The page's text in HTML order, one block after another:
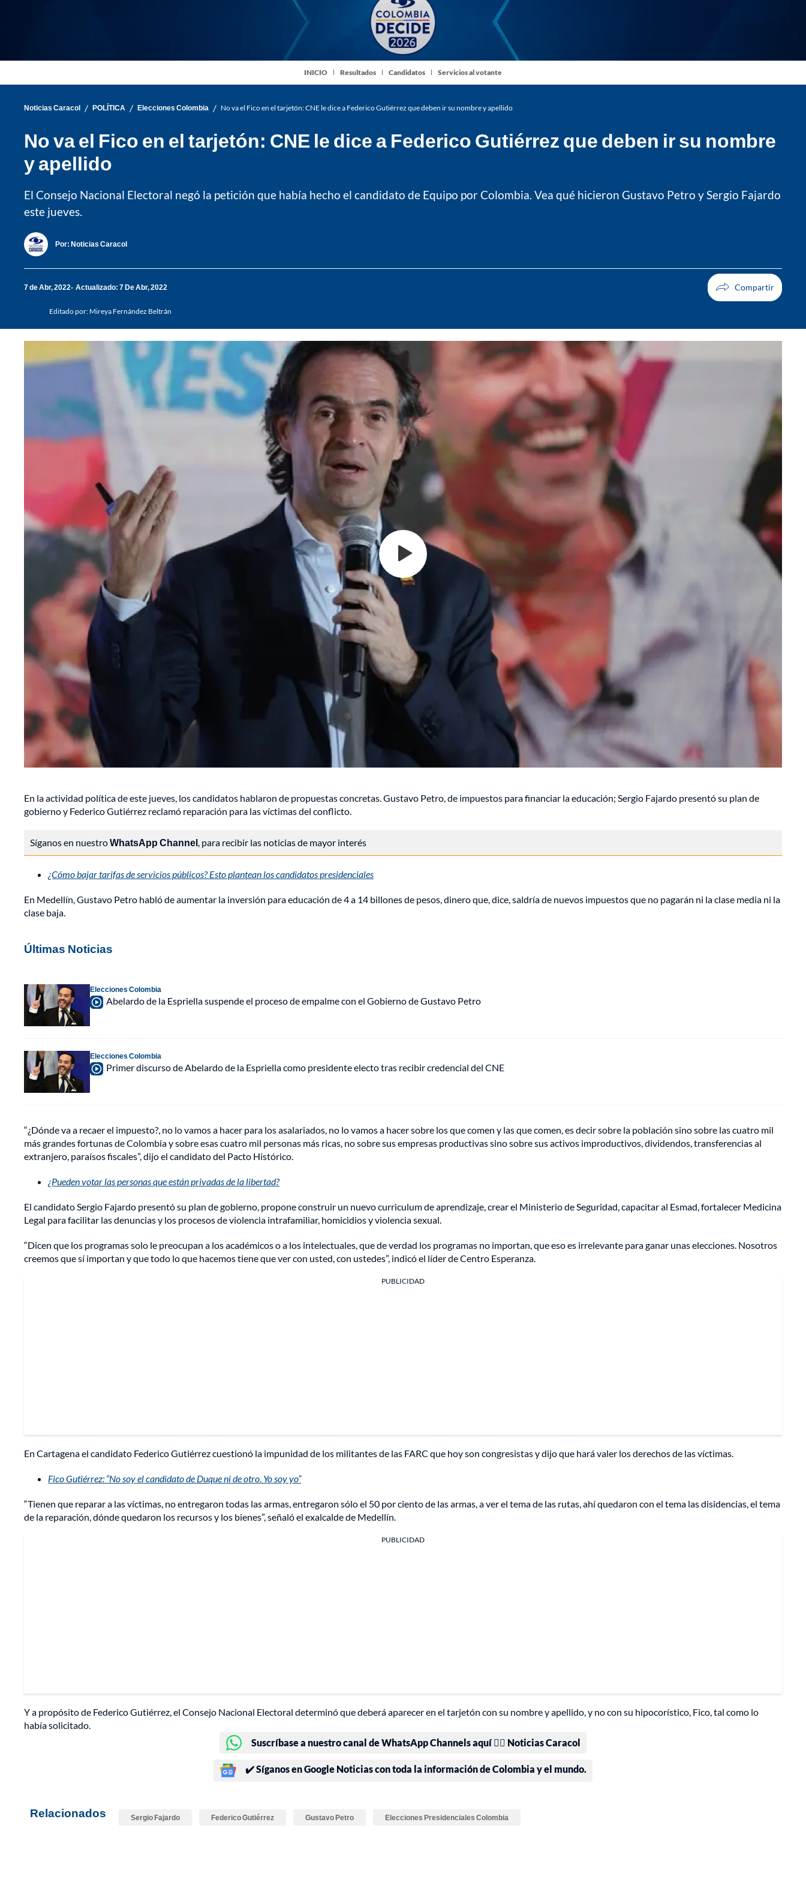
INICIO Resultados Candidatos Servicios al votante
Noticias Caracol / POLÍTICA / Elecciones Colombia / No va el Fico en el tarjetón: CNE le dice a Federico Gutiérrez que deben ir su nombre y apellido
No va el Fico en el tarjetón: CNE le dice a Federico Gutiérrez que deben ir su nombre
y apellido
El Consejo Nacional Electoral negó la petición que había hecho el candidato de Equipo por Colombia. Vea qué hicieron Gustavo Petro y Sergio Fajardo
este jueves.
Por: Noticias Caracol
7 de Abr, 2022 Actualizado: 7 De Abr, 2022
Facebook
Whatsapp
Telegram
LinkedIn
Editado por: Mireya Fernández Beltrán
En la actividad política de este jueves, los candidatos hablaron de propuestas concretas. Gustavo Petro, de impuestos para financiar la educación; Sergio Fajardo presentó su plan de
gobierno y Federico Gutiérrez reclamó reparación para las víctimas del conflicto.
Síganos en nuestroWhatsApp Channel , para recibir las noticias de mayor interés
¿Cómo bajar tarifas de servicios públicos? Esto plantean los candidatos presidenciales
En Medellín, Gustavo Petro habló de aumentar la inversión para educación de 4 a 14 billones de pesos, dinero que, dice, saldría de nuevos impuestos que no pagarán ni la clase media ni la
clase baja.
Últimas Noticias
Elecciones Colombia
Abelardo de la Espriella suspende el proceso de empalme con el Gobierno de Gustavo Petro
Elecciones Colombia
Primer discurso de Abelardo de la Espriella como presidente electo tras recibir credencial del CNE
“¿Dónde va a recaer el impuesto?, no lo vamos a hacer para los asalariados, no lo vamos a hacer sobre los que comen y las que comen, es decir sobre la población sino sobre las cuatro mil
más grandes fortunas de Colombia y sobre esas cuatro mil personas más ricas, no sobre sus empresas productivas sino sobre sus activos improductivos, dividendos, transferencias al
extranjero, paraísos fiscales”, dijo el candidato del Pacto Histórico.
¿Pueden votar las personas que están privadas de la libertad?
El candidato Sergio Fajardo presentó su plan de gobierno, propone construir un nuevo curriculum de aprendizaje, crear el Ministerio de Seguridad, capacitar al Esmad, fortalecer Medicina
Legal para facilitar las denuncias y los procesos de violencia intrafamiliar, homicidios y violencia sexual.
“Dicen que los programas solo le preocupan a los académicos o a los intelectuales, que de verdad los programas no importan, que eso es irrelevante para ganar unas elecciones. Nosotros
creemos que sí importan y que todo lo que hacemos tiene que ver con usted, con ustedes”, indicó el líder de Centro Esperanza.
PUBLICIDAD
En Cartagena el candidato Federico Gutiérrez cuestionó la impunidad de los militantes de las FARC que hoy son congresistas y dijo que hará valer los derechos de las víctimas.
Fico Gutiérrez: “No soy el candidato de Duque ni de otro. Yo soy yo”
“Tienen que reparar a las víctimas, no entregaron todas las armas, entregaron sólo el 50 por ciento de las armas, a ver el tema de las rutas, ahí quedaron con el tema las disidencias, el tema
de la reparación, dónde quedaron los recursos y los bienes”, señaló el exalcalde de Medellín.
PUBLICIDAD
Y a propósito de Federico Gutiérrez, el Consejo Nacional Electoral determinó que deberá aparecer en el tarjetón con su nombre y apellido, y no con su hipocorístico, Fico, tal como lo
había solicitado.
Suscríbase a nuestro canal de WhatsApp Channels aquí 👉🏻 Noticias Caracol
✔️ Síganos en Google Noticias con toda la información de Colombia y el mundo.
Relacionados Sergio Fajardo Federico Gutiérrez Gustavo Petro Elecciones Presidenciales Colombia